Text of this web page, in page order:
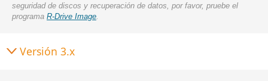
seguridad de discos y recuperación de datos, por favor, pruebe el
programa R-Drive Image.
Versión 3.x